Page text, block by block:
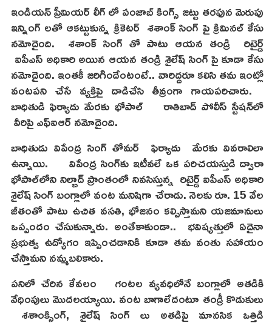
ఇండియన్ ప్రీమియర్ లీగ్ లో పంజాబ్ కింగ్స్ జట్టు తరఫున మెరుపు
ఇన్నింగ్ లతో ఆకట్టుకున్న క్రికెటర్ శశాంక్ సింగ్ పై క్రిమినల్ కేసు
నమోదైంది. శశాంక్ సింగ్ తో పాటు ఆయన తండ్రి రిటైర్డ్
ఐపీఎస్ అధికారి అయిన ఆయన తండ్రి శైలేష్ సింగ్ పై కూడా కేసు
నమోదైంది. ఇంతకీ జరిగిందేంటంటే.. వారిద్దరూ కలిసి తమ ఇంట్లో
వంటపని చేసే వ్యక్తిపై దాడిచేసి తీవ్రంగా గాయపరిచారు.
బాధితుడి ఫిర్యాదు మేరకు భోపాల్ రాతిబాద్ పోలీస్ స్టేషన్‌లో
వీరిపై ఎఫ్ఐఆర్ నమోదైంది.
బాధితుడు విపేంద్ర సింగ్ తోమర్ ఫిర్యాదు మేరకు వివరాలిలా
ఉన్నాయి. విపేంద్ర సింగ్‌కు ఇటీవలే ఒక పరిచయస్తుడి ద్వారా
భోపాల్‌లోని నిల్బాద్ ప్రాంతంలో నివసిస్తున్న రిటైర్డ్ ఐపీఎస్ అధికారి
శైలేష్ సింగ్ బంగ్లాలో వంట మనిషిగా చేరాడు. నెలకు రూ. 15 వేల
జీతంతో పాటు ఉచిత వసతి, భోజనం కల్పిస్తామని యజమానులు
ఒప్పందం చేసుకున్నారు. అంతేకాకుండా.. భవిష్యత్తులో ఏదైనా
ప్రభుత్వ ఉద్యోగం ఇప్పించడానికి కూడా తమ వంతు సహాయం
చేస్తామని నమ్మబలికారు.
పనిలో చేరిన కేవలం గంటల వ్యవధిలోనే బంగ్లాలో అతడికి
వేధింపులు మొదలయ్యాయి. వంట బాగాలేదంటూ తండ్రీ కొడుకులు
శశాంక్సింగ్, శైలేష్ సింగ్ లు అతడిపై మానసిక ఒత్తిడి